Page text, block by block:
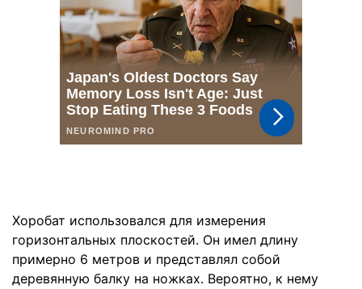
Хоробат использовался для измерения
горизонтальных плоскостей. Он имел длину
примерно 6 метров и представлял собой
деревянную балку на ножках. Вероятно, к нему